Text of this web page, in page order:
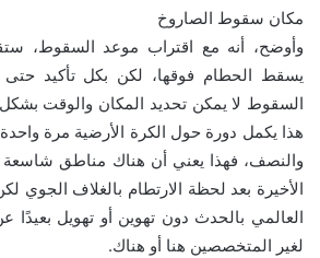
مكان سقوط الصاروخ
وأوضح، أنه مع اقتراب موعد السقوط،
يسقط الحطام فوقها، لكن بكل تأكيد
السقوط لا يمكن تحديد المكان والوقت
هذا يكمل دورة حول الكرة الأرضية مرة
والنصف، فهذا يعني أن هناك مناطق
الأخيرة بعد لحظة الارتطام بالغلاف الجوي
العالمي بالحدث دون تهوين أو تهويل بعيدًا
لغير المتخصصين هنا أو هناك.